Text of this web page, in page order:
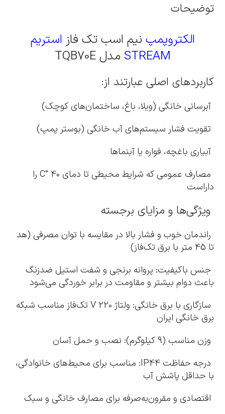
توضیحات
الکتروپمپ نیم اسب تک فاز استریم
STREAM مدل TQB70E
کاربردهای اصلی عبارتند از:
آبرسانی خانگی (ویلا، باغ، ساختمان‌های کوچک)
تقویت فشار سیستم‌های آب خانگی (بوستر پمپ)
آبیاری باغچه، فواره یا آبنماها
مصارف عمومی که شرایط محیطی تا دمای 40 °C را
داراست
ویژگی‌ها و مزایای برجسته
راندمان خوب و فشار بالا در مقایسه با توان مصرفی (هد
تا 45 متر با برق تک‌فاز)
جنس باکیفیت: پروانه برنجی و شفت استیل ضدزنگ
باعث دوام بیشتر و مقاومت در برابر خوردگی می‌شود
سازگاری با برق خانگی: ولتاژ 220 V تک‌فاز مناسب شبکه
برق خانگی ایران
وزن مناسب (9 کیلوگرم): نصب و حمل آسان
درجه حفاظت IP44: مناسب برای محیط‌های خانوادگی،
با حداقل پاشش آب
اقتصادی و مقرون‌به‌صرفه برای مصارف خانگی و سبک